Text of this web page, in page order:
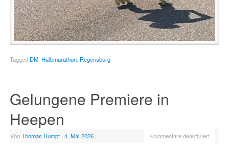
Tagged DM, Halbmarathon, Regensburg
Gelungene Premiere in
Heepen
VonThomas Rumpf | 4. Mai 2026 | Kommentare deaktiviert